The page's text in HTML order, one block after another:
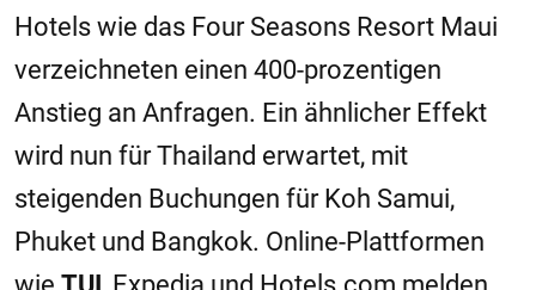
Hotels wie das Four Seasons Resort Maui
verzeichneten einen 400-prozentigen
Anstieg an Anfragen. Ein ähnlicher Effekt
wird nun für Thailand erwartet, mit
steigenden Buchungen für Koh Samui,
Phuket und Bangkok. Online-Plattformen